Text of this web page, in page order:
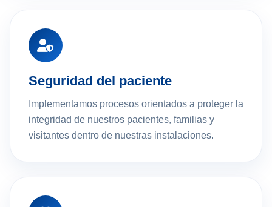
Seguridad del paciente
Implementamos procesos orientados a proteger la
integridad de nuestros pacientes, familias y
visitantes dentro de nuestras instalaciones.